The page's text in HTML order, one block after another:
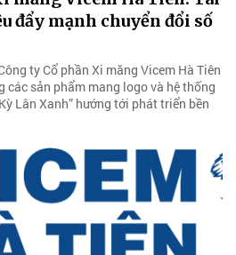
đẩy mạnh chuyển đổi số
ty Cổ phần Xi măng Vicem Hà Tiên
sản phẩm mang logo và hệ thống
Lân Xanh” hướng tới phát triển bền